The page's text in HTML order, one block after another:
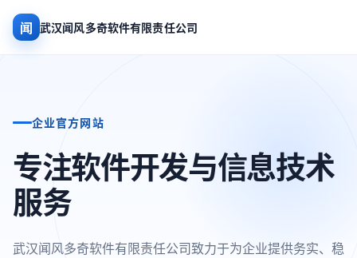
闻 武汉闻风多奇软件有限责任公司
企业官方网站
专注软件开发与信息技术
服务
武汉闻风多奇软件有限责任公司致力于为企业提供务实、稳